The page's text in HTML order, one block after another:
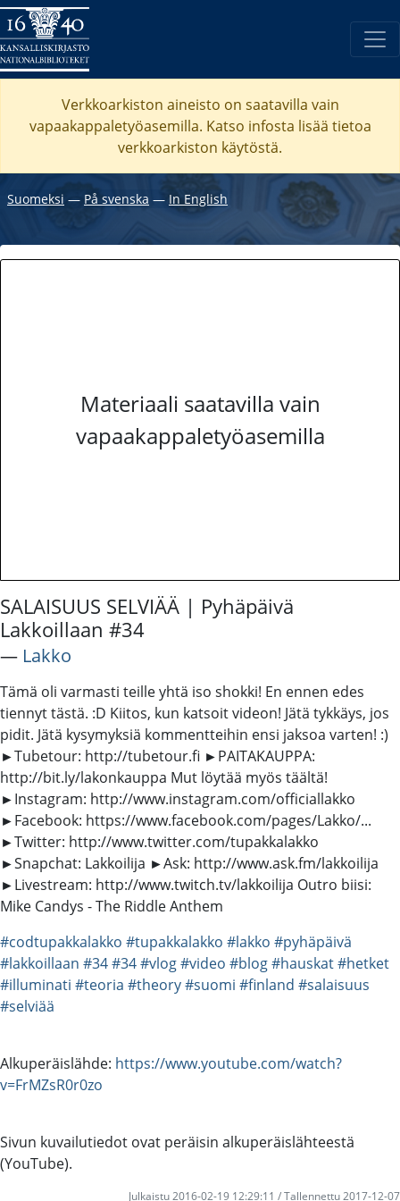
Verkkoarkiston aineisto on saatavilla vain
vapaakappaletyöasemilla. Katso infosta lisää tietoa
verkkoarkiston käytöstä.
Suomeksi ― På svenska ― In English
Materiaali saatavilla vain
vapaakappaletyöasemilla
SALAISUUS SELVIÄÄ | Pyhäpäivä
Lakkoillaan #34
― Lakko
Tämä oli varmasti teille yhtä iso shokki! En ennen edes
tiennyt tästä. :D Kiitos, kun katsoit videon! Jätä tykkäys, jos
pidit. Jätä kysymyksiä kommentteihin ensi jaksoa varten! :)
►Tubetour: http://tubetour.fi ►PAITAKAUPPA:
http://bit.ly/lakonkauppa Mut löytää myös täältä!
►Instagram: http://www.instagram.com/officiallakko
►Facebook: https://www.facebook.com/pages/Lakko/...
►Twitter: http://www.twitter.com/tupakkalakko
►Snapchat: Lakkoilija ►Ask: http://www.ask.fm/lakkoilija
►Livestream: http://www.twitch.tv/lakkoilija Outro biisi:
Mike Candys - The Riddle Anthem
#codtupakkalakko #tupakkalakko #lakko #pyhäpäivä
#lakkoillaan #34#34#vlog#video #blog#hauskat#hetket
#illuminati #teoria #theory#suomi #finland #salaisuus
#selviää
Alkuperäislähde: https://www.youtube.com/watch?
v=FrMZsR0r0zo
Sivun kuvailutiedot ovat peräisin alkuperäislähteestä
(YouTube).
Julkaistu 2016-02-19 12:29:11 / Tallennettu 2017-12-07